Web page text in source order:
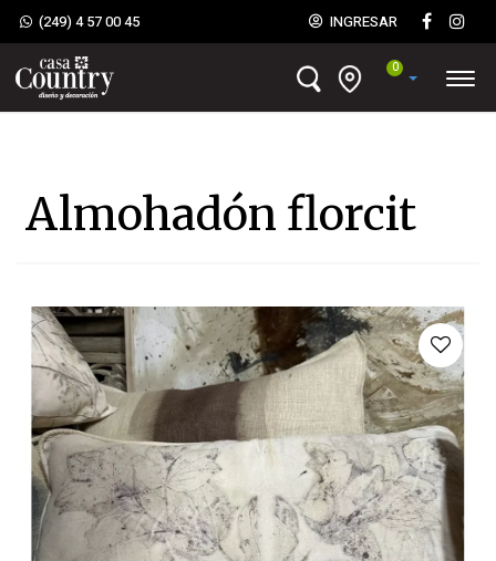
(249) 4 57 00 45 INGRESAR
0
Almohadón florcit